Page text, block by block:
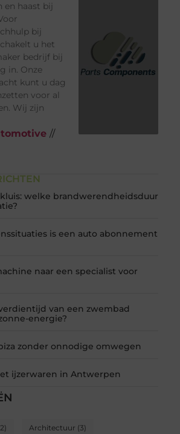
welke brandwerendheidsduur
is een auto abonnement
naar een specialist voor
van een zwembad
energie?
zonder onnodige omwegen
ijzerwaren in Antwerpen
Architectuur (3)
en haast bij
bij
u het
bedrijf bij
in. Onze
kunt u dag
voor al
Wij zijn
//